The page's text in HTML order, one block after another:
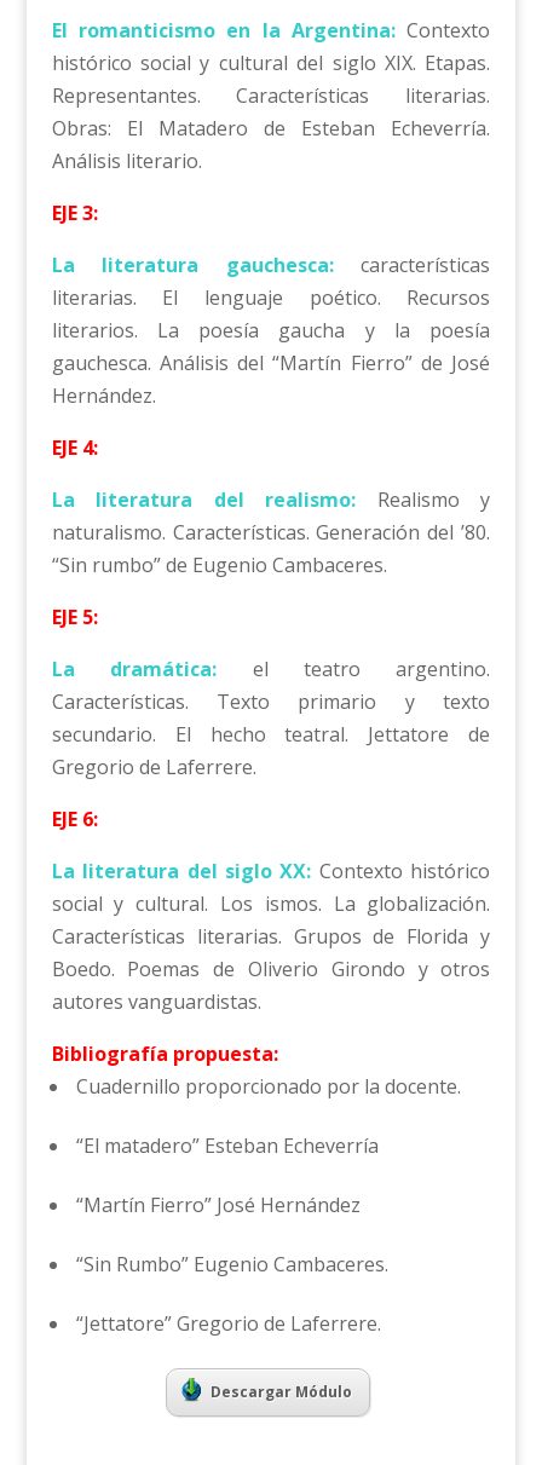
El romanticismo en la Argentina:Contexto
histórico social y cultural del siglo XIX. Etapas.
Representantes. Características literarias.
Obras: El Matadero de Esteban Echeverría.
Análisis literario.
EJE 3:
La literatura gauchesca:
características
literarias. El lenguaje poético. Recursos
literarios. La poesía gaucha y la poesía
gauchesca. Análisis del “Martín Fierro” de José
Hernández.
EJE 4:
La literatura del realismo: Realismo y
naturalismo. Características. Generación del ’80.
“Sin rumbo” de Eugenio Cambaceres.
EJE 5:
La dramática: el teatro argentino.
Características. Texto primario y texto
secundario. El hecho teatral. Jettatore de
Gregorio de Laferrere.
EJE 6:
La literatura del siglo XX: Contexto histórico
social y cultural. Los ismos. La globalización.
Características literarias. Grupos de Florida y
Boedo. Poemas de Oliverio Girondo y otros
autores vanguardistas.
Bibliografía propuesta:
Cuadernillo proporcionado por la docente.
“El matadero” Esteban Echeverría
“Martín Fierro” José Hernández
“Sin Rumbo” Eugenio Cambaceres.
“Jettatore” Gregorio de Laferrere.
Descargar Módulo